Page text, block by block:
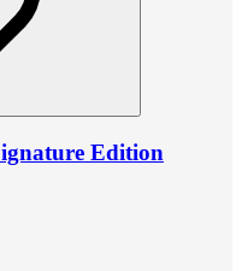
Edition